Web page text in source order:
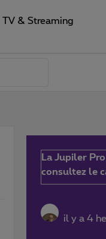
TV & Streaming
La Jupiler
consultez le
il y a 4